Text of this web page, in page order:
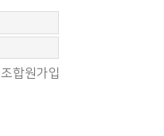
조합원가입